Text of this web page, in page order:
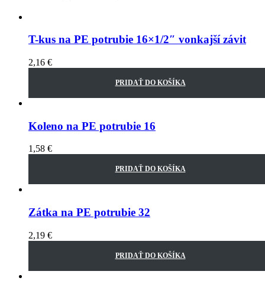
T-kus na PE potrubie 16×1/2″ vonkajší závit
2,16 €
PRIDAŤ DO KOŠÍKA
Koleno na PE potrubie 16
1,58 €
PRIDAŤ DO KOŠÍKA
Zátka na PE potrubie 32
2,19 €
PRIDAŤ DO KOŠÍKA